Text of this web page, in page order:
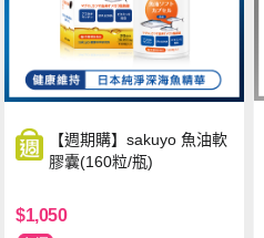
【週期購】sakuyo 魚油軟
膠囊(160粒/瓶)
$1,050